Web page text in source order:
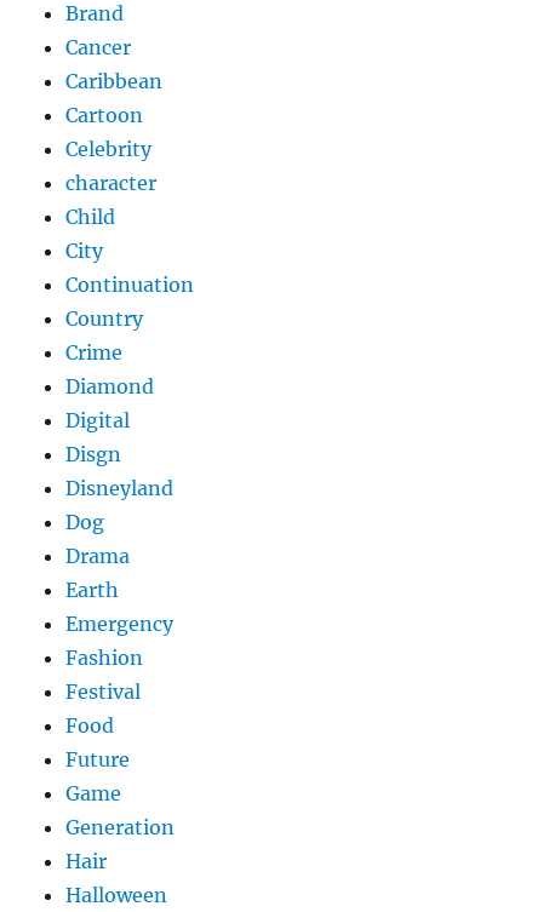
Brand
Cancer
Caribbean
Cartoon
Celebrity
character
Child
City
Continuation
Country
Crime
Diamond
Digital
Disgn
Disneyland
Dog
Drama
Earth
Emergency
Fashion
Festival
Food
Future
Game
Generation
Hair
Halloween